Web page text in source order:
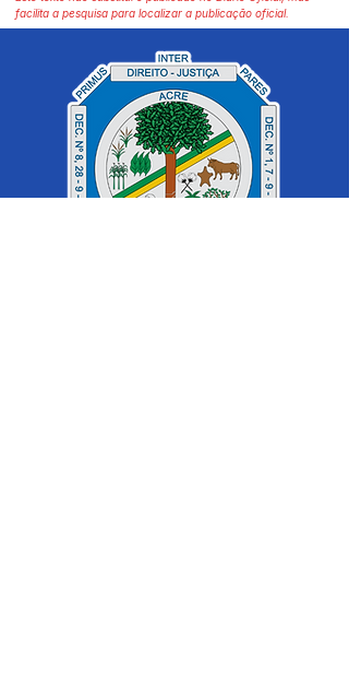
facilita a pesquisa para localizar a publicação oficial.